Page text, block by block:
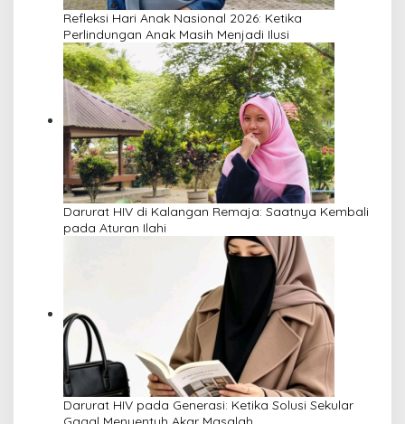
Refleksi Hari Anak Nasional 2026: Ketika
Perlindungan Anak Masih Menjadi Ilusi
Darurat HIV di Kalangan Remaja: Saatnya Kembali
pada Aturan Ilahi
Darurat HIV pada Generasi: Ketika Solusi Sekular